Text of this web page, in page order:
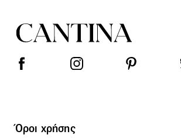
Όροι χρήσης